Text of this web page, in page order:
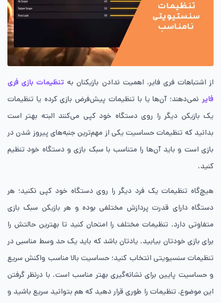
از اشتباهات فری فایر، اهمیت ندادن بازیکنان به تنظیمات بازی فری
فایر نمی‌دهند؛ آن‌ها یا با تنظیمات پیش‌فرض بازی کرده یا تنظیمات
یک بازیکن دیگر را روی دستگاه خود کپی می‌کنند البته بهتر است
بدانید که تنظیمات حساسیت یکی از مهم‌ترین جنبه‌های پیروز شدن در
بازی است و باید آن‌ها را متناسب با سبک بازی و دستگاه خود تنظیم
کنید.
هیچ‌گاه تنظیمات یک فرد دیگر را روی دستگاه خود کپی نکنید؛ هر
دستگاه دارای قدرت پردازش مختلفی بوده و هر بازیکن سبک بازی
متفاوتی دارد. تنظیمات مختلف را امتحان کنید تا بهترین حالتش را
برای بازی خودتان بیابید. یادتان باشد که باید یک حد وسط مناسبی در
تنظیمات سنسیویتی انتخاب کنید؛ حساسیت بالا مناسب واکنش سریع
و حساسیت پایین برای نشانه‌گیری بهتر مناسب است. با درنظر گرفتن
این موضوع، تنظیمات را طوری قرار دهید که هم بتوانید سریع باشید و